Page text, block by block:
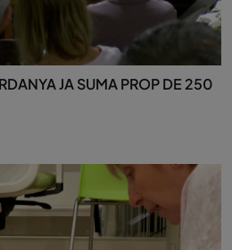
JA SUMA PROP DE 250